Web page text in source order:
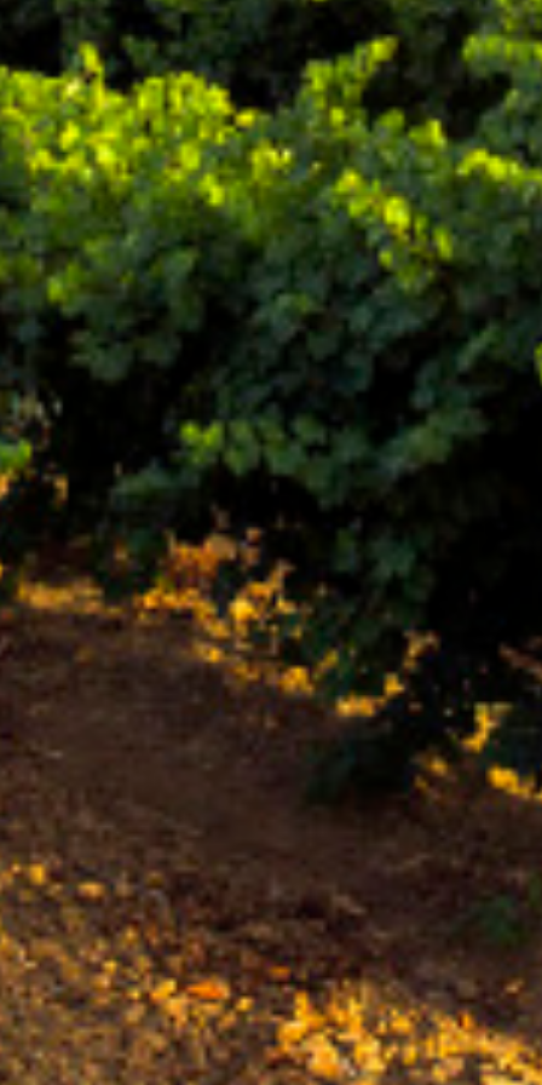
experimentan estas fechas navideñas. Nuestro vino más
popular de Pagos del Rey Rueda coprotagonista de un
momento inolvidables y que podréis ver en la revista
ELLE GOURMET.
Queremos aprovechar la oportunidad para
agradecer desde aquí a todo el equipo de
producción del video que aún sin contar con las
mejores condiciones debido a la nueva ola de la
pandemia hayan mostrado su profesionalidad y
saber hacer para hacernos disfrutar de este video y
fotografías. Gracias equipo ELLE. OS dejamosaquí el
link a la nota
y aprovechamos para desearos a todos
unas muy bonitas fiestas y mucha salud.
< Planes de Otoño con
Blume
2021: Un año redondo para
la D.O. Rueda y para
Con BLUME disfrutas la fresca naturaleza de un
Rueda ligero,
desenfadado y siempre fiel a una
tierra fértil de sabor.
NUESTROS VINOS
BLUME & GASTRO
+34 926 32 24 00
Ⓒ PAGOS DEL REY -Política de privacidad-Política de cookies-Tienda